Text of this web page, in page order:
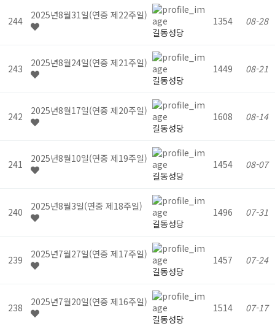
244
2025년8월31일(연중 제22주일)
길동성당
1354 08-28
243
2025년8월24일(연중 제21주일)
길동성당
1449 08-21
242
2025년8월17일(연중 제20주일)
길동성당
1608 08-14
241
2025년8월10일(연중 제19주일)
길동성당
1454 08-07
240
2025년8월3일(연중 제18주일)
길동성당
1496 07-31
239
2025년7월27일(연중 제17주일)
길동성당
1457 07-24
238
2025년7월20일(연중 제16주일)
길동성당
1514 07-17